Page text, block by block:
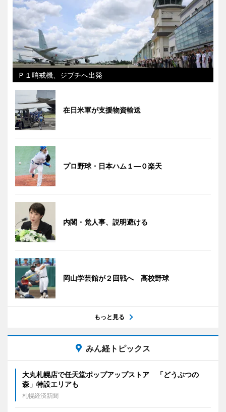
Ｐ１哨戒機、ジブチへ出発
在日米軍が支援物資輸送
プロ野球・日本ハム１―０楽天
内閣・党人事、説明避ける
岡山学芸館が２回戦へ 高校野球
もっと見る
みん経トピックス
大丸札幌店で任天堂ポップアップストア 「どうぶつの
森」特設エリアも
札幌経済新聞